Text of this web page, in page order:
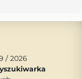
/ 2026